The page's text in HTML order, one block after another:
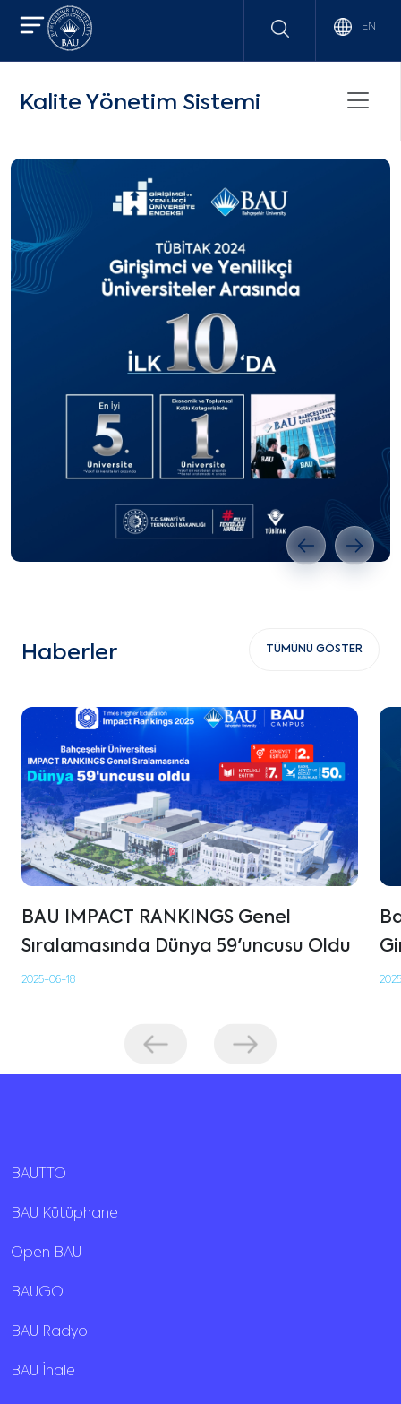
EN
Kalite Yönetim Sistemi
Önceki slayt
Haberler TÜMÜNÜ GÖSTER
BAU IMPACT RANKINGS Genel
Sıralamasında Dünya 59'uncusu Oldu
2025-06-18
BAUTTO
BAU Kütüphane
Open BAU
BAUGO
BAU Radyo
BAU İhale